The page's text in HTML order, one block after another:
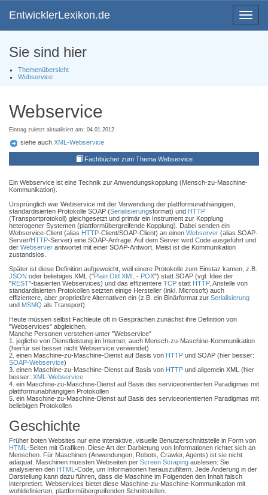
Toggle
EntwicklerLexikon.de
Sie sind hier
Themenübersicht
Webservice
Webservice
Eintrag zuletzt aktualisiert am: 04.01.2012
siehe auch XML-Webservice
Fachbücher zum Thema Webservice
Ein Webservice ist eine Technik zur Anwendungskopplung (Mensch-zu-Maschine-
Kommunikation).
Ursprünglich war Webservice mit der Verwendung der plattformunabhängigen,
standardisierten Protokolle SOAP (Serialisierungsformat) und HTTP
(Transportprotokoll) gleichgesetzt und primär ein Instrument zur Kopplung
heterogener Systemen (plattformübergreifende Kopplung). Dabei senden ein
Webservice-Client (alias HTTP-Client/SOAP-Client) an einen Webserver (alias SOAP-
Server/HTTP-Server) eine SOAP-Anfrage. Auf dem Server wird Code ausgeführt und
der Webserver antwortet mit einer SOAP-Antwort. Meist ist die Kommunikation
zustandslos.
Später ist diese Definition aufgeweicht, weil einere Protokolle zum Einstaz kamen, z.B.
JSON oder beliebiges XML ("Plain Old XML - POX") statt SOAP (vgl. Idee der
"REST"-basierten Webservices) und das effizientere TCP statt HTTP. Anstelle von
standardisierten Protokollen setzten einige Hersteller (inkl. Microsoft) auch
effizientere, aber proprietäre Alternativen ein (z.B. ein Binärformat zur Serialisierung
und MSMQ als Transport).
Heute müssen selbst Fachleute oft in Gesprächen zunächst ihre Definition von
"Webservices" abgleichen.
Manche Personen verstehen unter "Webservice"
1. jegliche von Dienstleistung im Internet, auch Mensch-zu-Maschine-Kommunikation
(hierfür sei besser nicht Webservice verwendet)
2. einen Maschine-zu-Maschine-Dienst auf Basis von HTTP und SOAP (hier besser:
SOAP-Webservice)
3. einen Maschine-zu-Maschine-Dienst auf Basis von HTTP und allgemein XML (hier
besser: XML-Webservice
4. ein Maschine-zu-Maschine-Dienst auf Basis des serviceorientierten Paradigmas mit
plattformunabhängigen Protokollen
5. ein Maschine-zu-Maschine-Dienst auf Basis des serviceorientierten Paradigmas mit
beliebigen Protokollen
Geschichte
Früher boten Websites nur eine interaktive, visuelle Benutzerschnittstelle in Form von
HTML -Seiten mit Grafiken. Diese Art der Darbietung von Informationen richtet sich an
Menschen. Für Maschinen (Anwendungen, Robots, Crawler, Agents) ist sie nicht
adäquat. Maschinen mussten Webseiten per Screen Scraping auslesen: Sie
analysieren den HTML -Code, um Informationen herauszufiltern. Jede Änderung in der
Darstellung kann dazu führen, dass die Maschine im Folgenden den Inhalt falsch
interpretiert. Webservices bietet diese Maschine-zu-Maschine-Kommunikation mit
wohldefinierten, plattformübergreifenden Schnittstellen.